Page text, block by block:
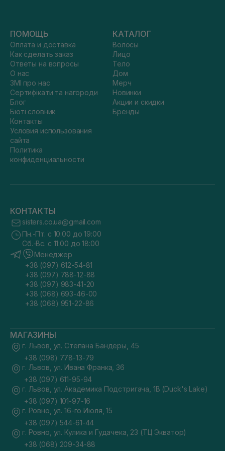
ПОМОЩЬ
Оплата и доставка
Как сделать заказ
Ответы на вопросы
О нас
ЗМІ про нас
Сертифікати та нагороди
Блог
Бюті словник
Контакты
Условия использования
сайта
Политика
конфиденциальности
КАТАЛОГ
Волосы
Лицо
Тело
Дом
Мерч
Новинки
Акции и скидки
Бренды
КОНТАКТЫ
sisters.co.ua@gmail.com
Пн.-Пт. с 10:00 до 19:00
Сб.-Вс. с 11:00 до 18:00
Менеджер
+38 (097) 612-54-81
+38 (097) 788-12-88
+38 (097) 983-41-20
+38 (068) 693-46-00
+38 (068) 951-22-86
МАГАЗИНЫ
г. Львов, ул. Степана Бандеры, 45
+38 (098) 778-13-79
г. Львов, ул. Ивана Франка, 36
+38 (097) 611-95-94
г. Львов, ул. Академика Подстригача, 1В (Duck's Lake)
+38 (097) 101-97-16
г. Ровно, ул. 16-го Июля, 15
+38 (097) 544-61-44
г. Ровно, ул. Кулика и Гудачека, 23 (ТЦ Экватор)
+38 (068) 209-34-88